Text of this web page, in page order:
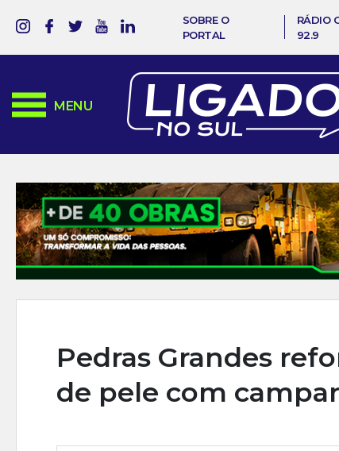
SOBRE O
PORTAL
RÁDIO
92.9
MENU
Pedras Grandes
de pele com